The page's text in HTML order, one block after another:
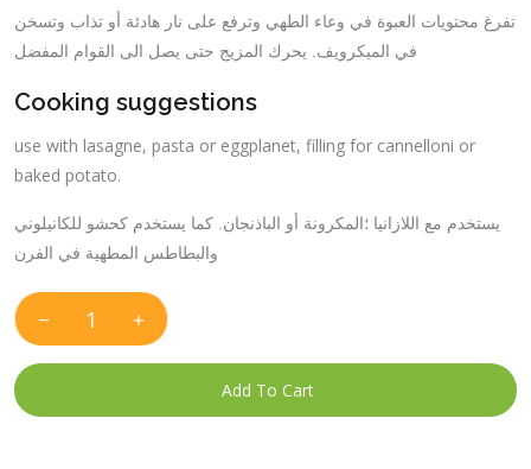
تفرغ محتويات العبوة في وعاء الطهي وترفع على نار هادئة أو تذاب وتسخن
في الميكرويف. يحرك المزيج حتى يصل الى القوام المفضل
Cooking suggestions
use with lasagne, pasta or eggplanet, filling for cannelloni or
baked potato.
يستخدم مع اللازانيا ؛المكرونة أو الباذنجان. كما يستخدم كحشو للكانيلوني
والبطاطس المطهية في الفرن